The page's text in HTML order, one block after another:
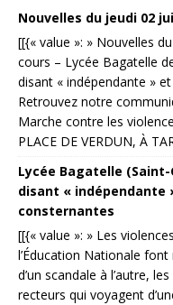
Nouvelles du jeudi 02
[[{« value »: » Nouvelles
cours – Lycée Bagatelle
disant « indépendante »
Retrouvez notre
Marche contre les
PLACE DE VERDUN, À
Lycée Bagatelle
disant « indépendante
consternantes
[[{« value »: » Les
l’Éducation Nationale
d’un scandale à l’autre,
recteurs qui voyagent